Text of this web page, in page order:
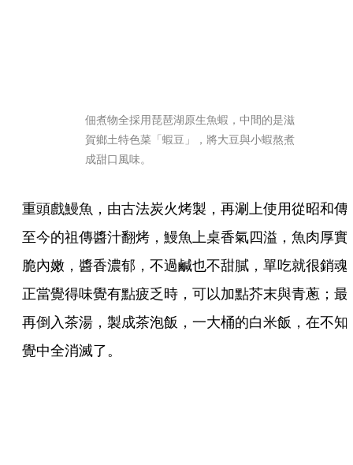
佃煮物全採用琵琶湖原生魚蝦，中間的是滋
賀鄉土特色菜「蝦豆」，將大豆與小蝦熬煮
成甜口風味。
重頭戲鰻魚，由古法炭火烤製，再涮上使用從昭和傳
至今的祖傳醬汁翻烤，鰻魚上桌香氣四溢，魚肉厚實
脆內嫩，醬香濃郁，不過鹹也不甜膩，單吃就很銷魂
正當覺得味覺有點疲乏時，可以加點芥末與青蔥；最
再倒入茶湯，製成茶泡飯，一大桶的白米飯，在不知
覺中全消滅了。